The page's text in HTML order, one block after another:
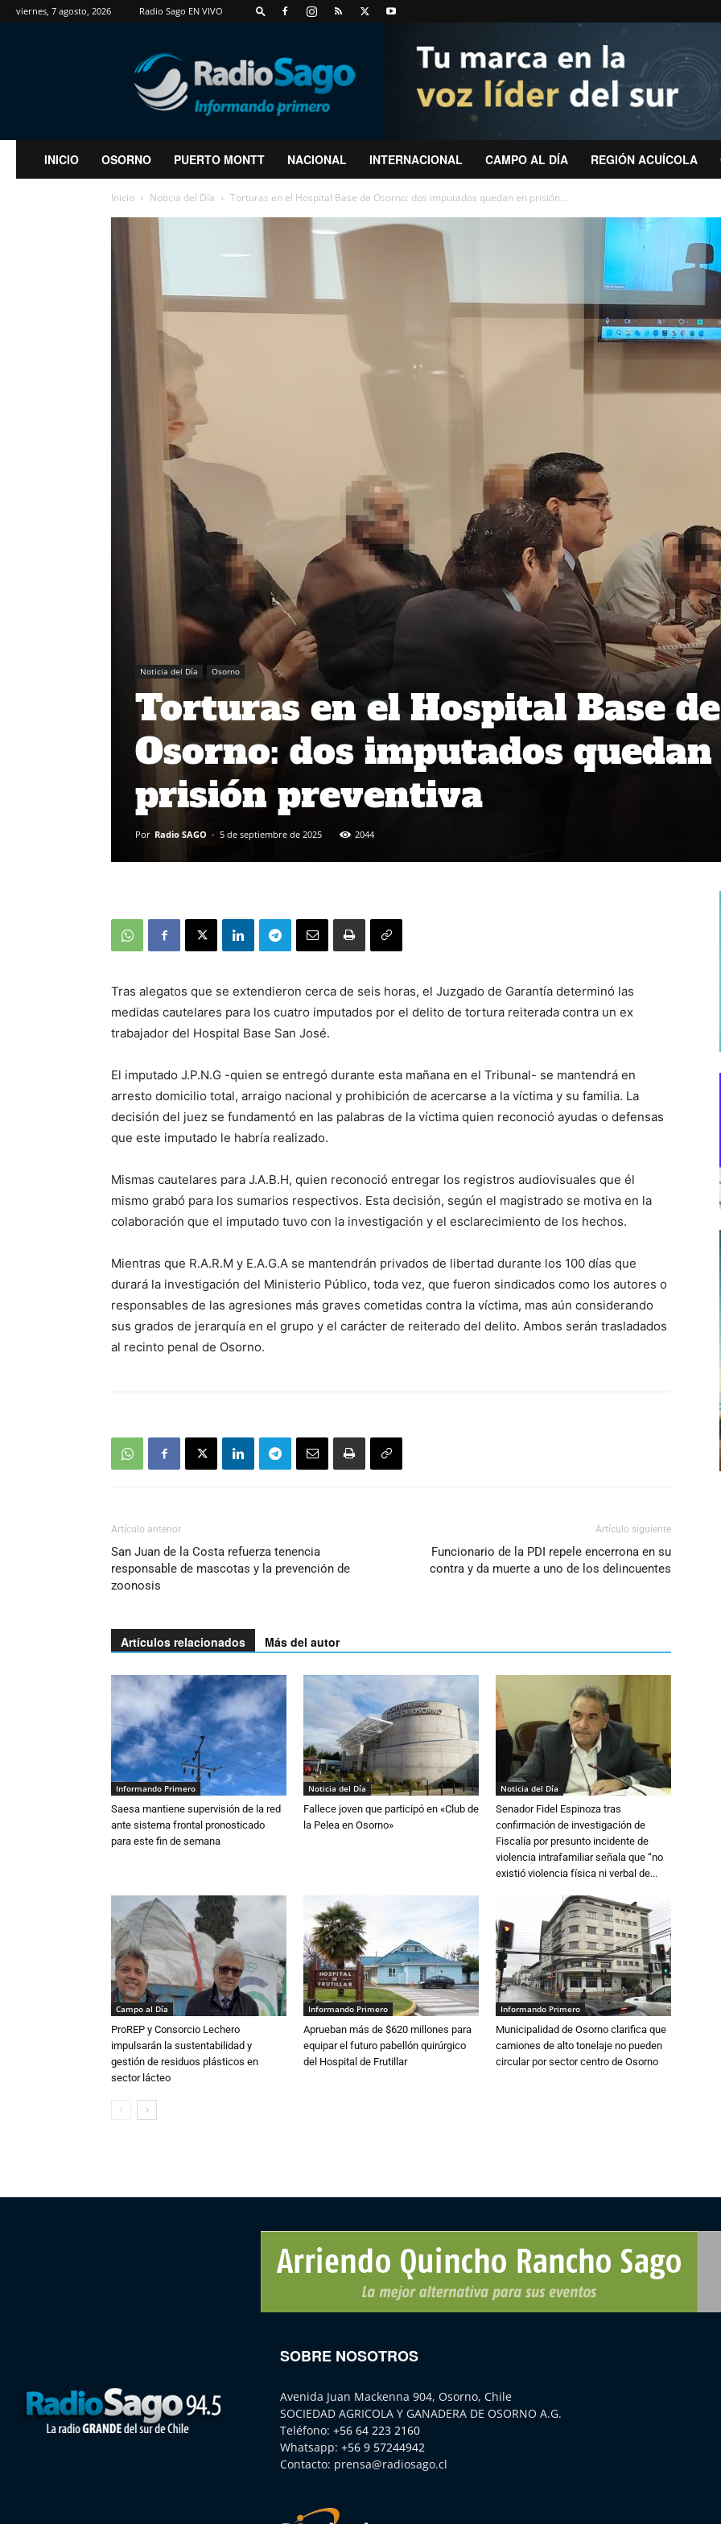
viernes, 7 agosto, 2026 Radio Sago EN VIVO
RadioSago
INICIO OSORNO PUERTO MONTT NACIONAL INTERNACIONAL CAMPO AL DÍA REGIÓN ACUÍCOLA
Inicio Noticia del Día Torturas en el Hospital Base de Osorno: dos imputados quedan en prisión...
Noticia del Día Osorno
Torturas en el Hospital Base de
Osorno: dos imputados
prisión preventiva
Por Radio SAGO - 5 de septiembre de 2025 2044
Tras alegatos que se extendieron cerca de seis horas, el Juzgado de Garantía determinó las
medidas cautelares para los cuatro imputados por el delito de tortura reiterada contra un ex
trabajador del Hospital Base San José.
El imputado J.P.N.G -quien se entregó durante esta mañana en el Tribunal- se mantendrá en
arresto domicilio total, arraigo nacional y prohibición de acercarse a la víctima y su familia. La
decisión del juez se fundamentó en las palabras de la víctima quien reconoció ayudas o defensas
que este imputado le habría realizado.
Mismas cautelares para J.A.B.H, quien reconoció entregar los registros audiovisuales que él
mismo grabó para los sumarios respectivos. Esta decisión, según el magistrado se motiva en la
colaboración que el imputado tuvo con la investigación y el esclarecimiento de los hechos.
Mientras que R.A.R.M y E.A.G.A se mantendrán privados de libertad durante los 100 días que
durará la investigación del Ministerio Público, toda vez, que fueron sindicados como los autores o
responsables de las agresiones más graves cometidas contra la víctima, mas aún considerando
sus grados de jerarquía en el grupo y el carácter de reiterado del delito. Ambos serán trasladados
al recinto penal de Osorno.
Artículo anterior
San Juan de la Costa refuerza tenencia
responsable de mascotas y la prevención de
zoonosis
Artículo siguiente
Funcionario de la PDI repele encerrona en su
contra y da muerte a uno de los delincuentes
Artículos relacionados Más del autor
Informando Primero
Saesa mantiene supervisión de la red
ante sistema frontal pronosticado
para este fin de semana
Noticia del Día
Fallece joven que participó en «Club de
la Pelea en Osorno»
Noticia del Día
Senador Fidel Espinoza tras
confirmación de investigación de
Fiscalía por presunto incidente de
violencia intrafamiliar señala que “no
existió violencia física ni verbal de...
Campo al Día
ProREP y Consorcio Lechero
impulsarán la sustentabilidad y
gestión de residuos plásticos en
sector lácteo
Informando Primero
Aprueban más de $620 millones para
equipar el futuro pabellón quirúrgico
del Hospital de Frutillar
Informando Primero
Municipalidad de Osorno clarifica que
camiones de alto tonelaje no pueden
circular por sector centro de Osorno
SOBRE NOSOTROS
Avenida Juan Mackenna 904, Osorno, Chile
SOCIEDAD AGRICOLA Y GANADERA DE OSORNO A.G.
Teléfono: +56 64 223 2160
Whatsapp: +56 9 57244942
Contacto: prensa@radiosago.cl